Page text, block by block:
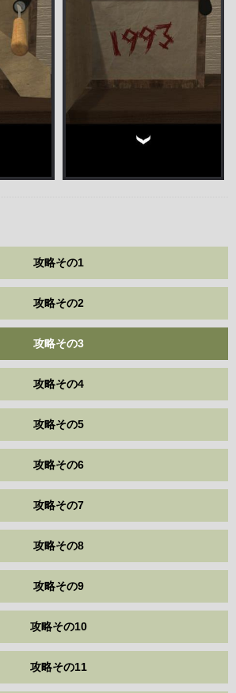
攻略その1
攻略その2
攻略その3
攻略その4
攻略その5
攻略その6
攻略その7
攻略その8
攻略その9
攻略その10
攻略その11